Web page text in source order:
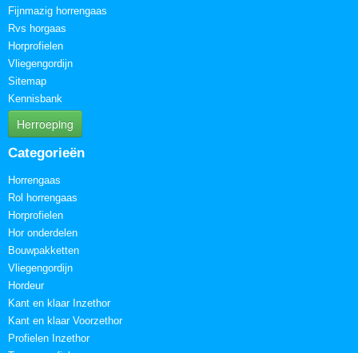
Fijnmazig horrengaas
Rvs horgaas
Horprofielen
Vliegengordijn
Sitemap
Kennisbank
Herroeping
Categorieën
Horrengaas
Rol horrengaas
Horprofielen
Hor onderdelen
Bouwpakketten
Vliegengordijn
Hordeur
Kant en klaar Inzethor
Kant en klaar Voorzethor
Profielen Inzethor